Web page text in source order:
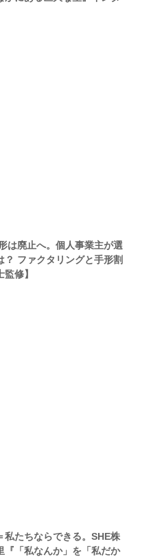
は廃止へ。個人事業主が選
？ ファクタリングと手形割
修】
私たちならできる。SHE株
『「私なんか」を「私だか